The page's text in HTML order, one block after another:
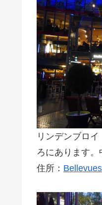
リンデンブロ
ろにあります。
住所：